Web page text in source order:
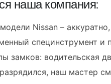
наша компания:
Nissan –
специнструмент и
замков: водительская
наш мастер